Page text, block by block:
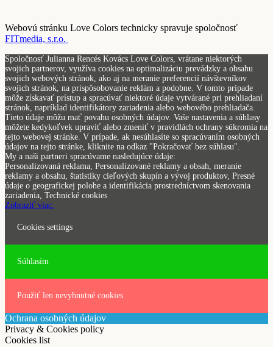
Webovú stránku Love Colors technicky spravuje spoločnosť
FITmedia, s.r.o.
Spoločnosť Julianna Rencés Kovács Love Colors, vrátane niektorých
svojich partnerov, využíva cookies na optimalizáciu prevádzky a obsahu
svojich webových stránok, ako aj na meranie preferencií návštevníkov
svojich stránok, na prispôsobovanie reklám a podobne. V tomto prípade
môže získavať prístup a spracúvať niektoré údaje vytvárané pri prehliadaní
stránok, napríklad identifikátory zariadenia alebo webového prehliadača.
Tieto údaje môžu mať povahu osobných údajov. Vaše nastavenia a súhlasy
môžete kedykoľvek upraviť alebo zmeniť v pravidlách ochrany súkromia na
tejto webovej stránke. V prípade, ak nesúhlasíte so spracúvaním osobných
údajov na tejto stránke, kliknite na odkaz "Pokračovať bez súhlasu".
My a naši partneri spracúvame nasledujúce údaje:
Personalizovaná reklama, Personalizované reklamy a obsah, meranie
reklamy a obsahu, štatistiky cieľových skupín a vývoj produktov, Presné
údaje o geografickej polohe a identifikácia prostredníctvom skenovania
zariadenia, Technické cookies
Zobraziť viac.
Cookies settings
Súhlasím
Použiť len nevyhnutné cookies
Ochrana osobných údajov
Privacy & Cookies policy
Cookies list